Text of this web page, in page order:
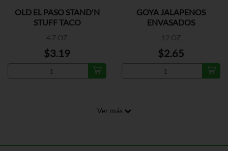
OLD EL PASO STAND'N
STUFF TACO
4.7 OZ
$3.19
GOYA JALAPENOS
ENVASADOS
12 OZ
$2.65
Ver más